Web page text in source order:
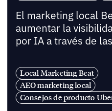
El marketing local
aumentar la
por IA a través de
Local Marketing Beat
AEO marketing local
Consejos de producto